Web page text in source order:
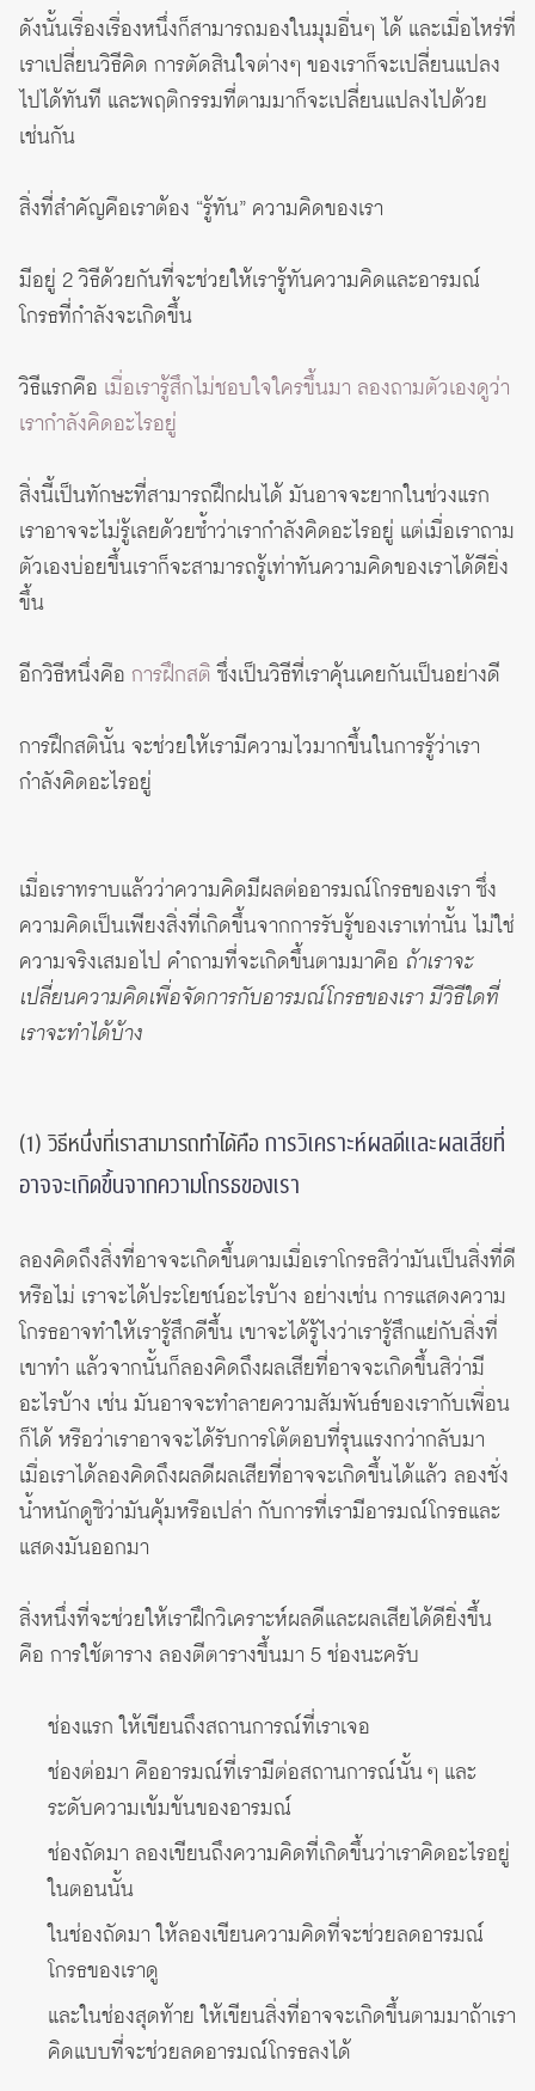
ดังนั้นเรื่องเรื่องหนึ่งก็สามารถมองในมุมอื่นๆ ได้ และเมื่อไหร่ที่
เราเปลี่ยนวิธีคิด การตัดสินใจต่างๆ ของเราก็จะเปลี่ยนแปลง
ไปได้ทันที และพฤติกรรมที่ตามมาก็จะเปลี่ยนแปลงไปด้วย
เช่นกัน
สิ่งที่สำคัญคือเราต้อง “รู้ทัน” ความคิดของเรา
มีอยู่ 2 วิธีด้วยกันที่จะช่วยให้เรารู้ทันความคิดและอารมณ์
โกรธที่กำลังจะเกิดขึ้น
วิธีแรกคือ เมื่อเรารู้สึกไม่ชอบใจใครขึ้นมา ลองถามตัวเองดูว่า
เรากำลังคิดอะไรอยู่
สิ่งนี้เป็นทักษะที่สามารถฝึกฝนได้ มันอาจจะยากในช่วงแรก
เราอาจจะไม่รู้เลยด้วยซ้ำว่าเรากำลังคิดอะไรอยู่ แต่เมื่อเราถาม
ตัวเองบ่อยขึ้นเราก็จะสามารถรู้เท่าทันความคิดของเราได้ดียิ่ง
ขึ้น
อีกวิธีหนึ่งคือ การฝึกสติซึ่งเป็นวิธีที่เราคุ้นเคยกันเป็นอย่างดี
การฝึกสตินั้น จะช่วยให้เรามีความไวมากขึ้นในการรู้ว่าเรา
กำลังคิดอะไรอยู่
เมื่อเราทราบแล้วว่าความคิดมีผลต่ออารมณ์โกรธของเรา ซึ่ง
ความคิดเป็นเพียงสิ่งที่เกิดขึ้นจากการรับรู้ของเราเท่านั้น ไม่ใช่
ความจริงเสมอไป คำถามที่จะเกิดขึ้นตามมาคือ ถ้าเราจะ
เปลี่ยนความคิดเพื่อจัดการกับอารมณ์โกรธของเรา มีวิธีใดที่
เราจะทำได้บ้าง
(1) วิธีหนึ่งที่เราสามารถทำได้คือ การวิเคราะห์ผลดีและผลเสียที่
อาจจะเกิดขึ้นจากความโกรธของเรา
ลองคิดถึงสิ่งที่อาจจะเกิดขึ้นตามเมื่อเราโกรธสิว่ามันเป็นสิ่งที่ดี
หรือไม่ เราจะได้ประโยชน์อะไรบ้าง อย่างเช่น การแสดงความ
โกรธอาจทำให้เรารู้สึกดีขึ้น เขาจะได้รู้ไงว่าเรารู้สึกแย่กับสิ่งที่
เขาทำ แล้วจากนั้นก็ลองคิดถึงผลเสียที่อาจจะเกิดขึ้นสิว่ามี
อะไรบ้าง เช่น มันอาจจะทำลายความสัมพันธ์ของเรากับเพื่อน
ก็ได้ หรือว่าเราอาจจะได้รับการโต้ตอบที่รุนแรงกว่ากลับมา
เมื่อเราได้ลองคิดถึงผลดีผลเสียที่อาจจะเกิดขึ้นได้แล้ว ลองชั่ง
น้ำหนักดูซิว่ามันคุ้มหรือเปล่า กับการที่เรามีอารมณ์โกรธและ
แสดงมันออกมา
สิ่งหนึ่งที่จะช่วยให้เราฝึกวิเคราะห์ผลดีและผลเสียได้ดียิ่งขึ้น
คือ การใช้ตาราง ลองตีตารางขึ้นมา 5 ช่องนะครับ
ช่องแรก ให้เขียนถึงสถานการณ์ที่เราเจอ
ช่องต่อมา คืออารมณ์ที่เรามีต่อสถานการณ์นั้น ๆ และ
ระดับความเข้มข้นของอารมณ์
ช่องถัดมา ลองเขียนถึงความคิดที่เกิดขึ้นว่าเราคิดอะไรอยู่
ในตอนนั้น
ในช่องถัดมา ให้ลองเขียนความคิดที่จะช่วยลดอารมณ์
โกรธของเราดู
และในช่องสุดท้าย ให้เขียนสิ่งที่อาจจะเกิดขึ้นตามมาถ้าเรา
คิดแบบที่จะช่วยลดอารมณ์โกรธลงได้